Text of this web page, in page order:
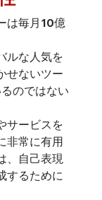
は毎月10億
ルな人気を
せないツー
のではない
サービスを
非常に有用
、自己表現
するために